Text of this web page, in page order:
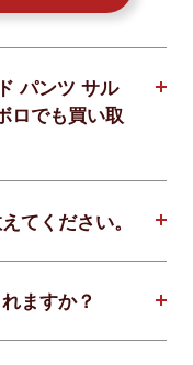
パンツ サル
ロでも買い取
てください。
ますか？